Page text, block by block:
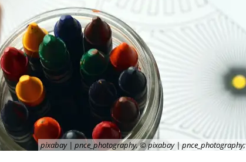
pixabay | pnce_photography, © pixabay | pnce_photography;